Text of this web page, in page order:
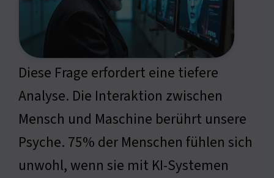
Diese Frage erfordert eine tiefere
Analyse. Die Interaktion zwischen
Mensch und Maschine berührt unsere
Psyche. 75% der Menschen fühlen sich
unwohl, wenn sie mit KI-Systemen